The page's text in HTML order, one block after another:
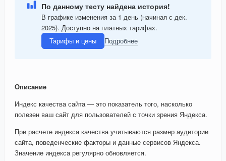
По данному тесту найдена история!
В графике изменения за 1 день (начиная с дек.
2025). Доступно на платных тарифах.
Тарифы и цены
Подробнее
Описание
Индекс качества сайта — это показатель того, насколько
полезен ваш сайт для пользователей с точки зрения Яндекса.
При расчете индекса качества учитываются размер аудитории
сайта, поведенческие факторы и данные сервисов Яндекса.
Значение индекса регулярно обновляется.